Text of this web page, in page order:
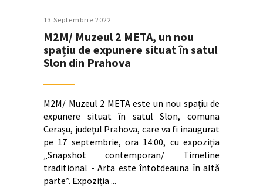
13 Septembrie 2022
M2M/ Muzeul 2 META, un nou
spațiu de expunere situat în satul
Slon din Prahova
M2M/ Muzeul 2 META este un nou spațiu de
expunere situat în satul Slon, comuna
Cerașu, județul Prahova, care va fi inaugurat
pe 17 septembrie, ora 14:00, cu expoziția
„Snapshot contemporan/ Timeline
traditional - Arta este întotdeauna în altă
parte”. Expoziția